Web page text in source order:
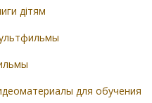
дітям
для обучения